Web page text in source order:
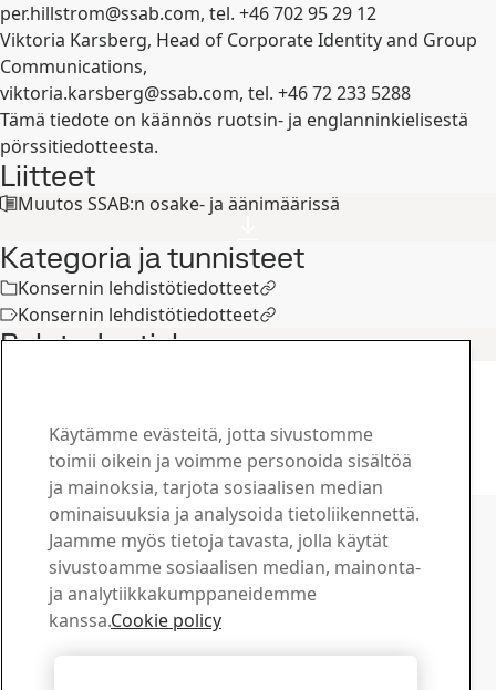
per.hillstrom@ssab.com, tel. +46 702 95 29 12
Viktoria Karsberg, Head of Corporate Identity and Group
Communications,
viktoria.karsberg@ssab.com, tel. +46 72 233 5288
Tämä tiedote on käännös ruotsin- ja englanninkielisestä
pörssitiedotteesta.
Liitteet
Muutos SSAB:n osake- ja äänimäärissä
Kategoria ja tunnisteet
Konsernin lehdistötiedotteet
Konsernin lehdistötiedotteet
Related articles
votes
toukoOsake
Lue koko juttu
Ota yhteyttä SSAB:hen
Ota yhteyttä
Kuinka voimme olla avuksi?
Selaa yhteyshenkilöitä
Latauskeskus
Käytämme evästeitä, jotta sivustomme
toimii oikein ja voimme personoida sisältöä
ja mainoksia, tarjota sosiaalisen median
ominaisuuksia ja analysoida tietoliikennettä.
Jaamme myös tietoja tavasta, jolla käytät
sivustoamme sosiaalisen median, mainonta-
ja analytiikkakumppaneidemme
kanssa.Cookie policy